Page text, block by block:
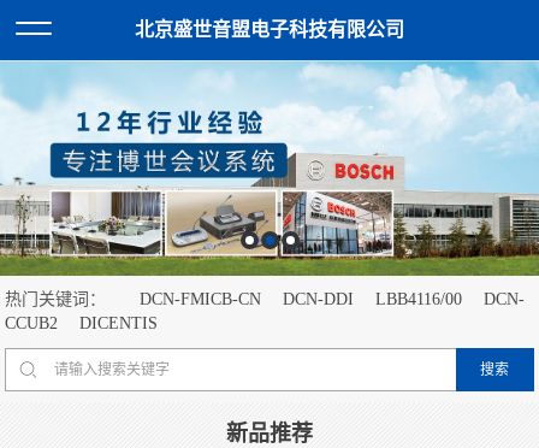
北京盛世音盟电子科技有限公司
热门关键词：DCN-FMICB-CN DCN-DDI LBB4116/00
DCN-
CCUB2
DICENTIS
新品推荐